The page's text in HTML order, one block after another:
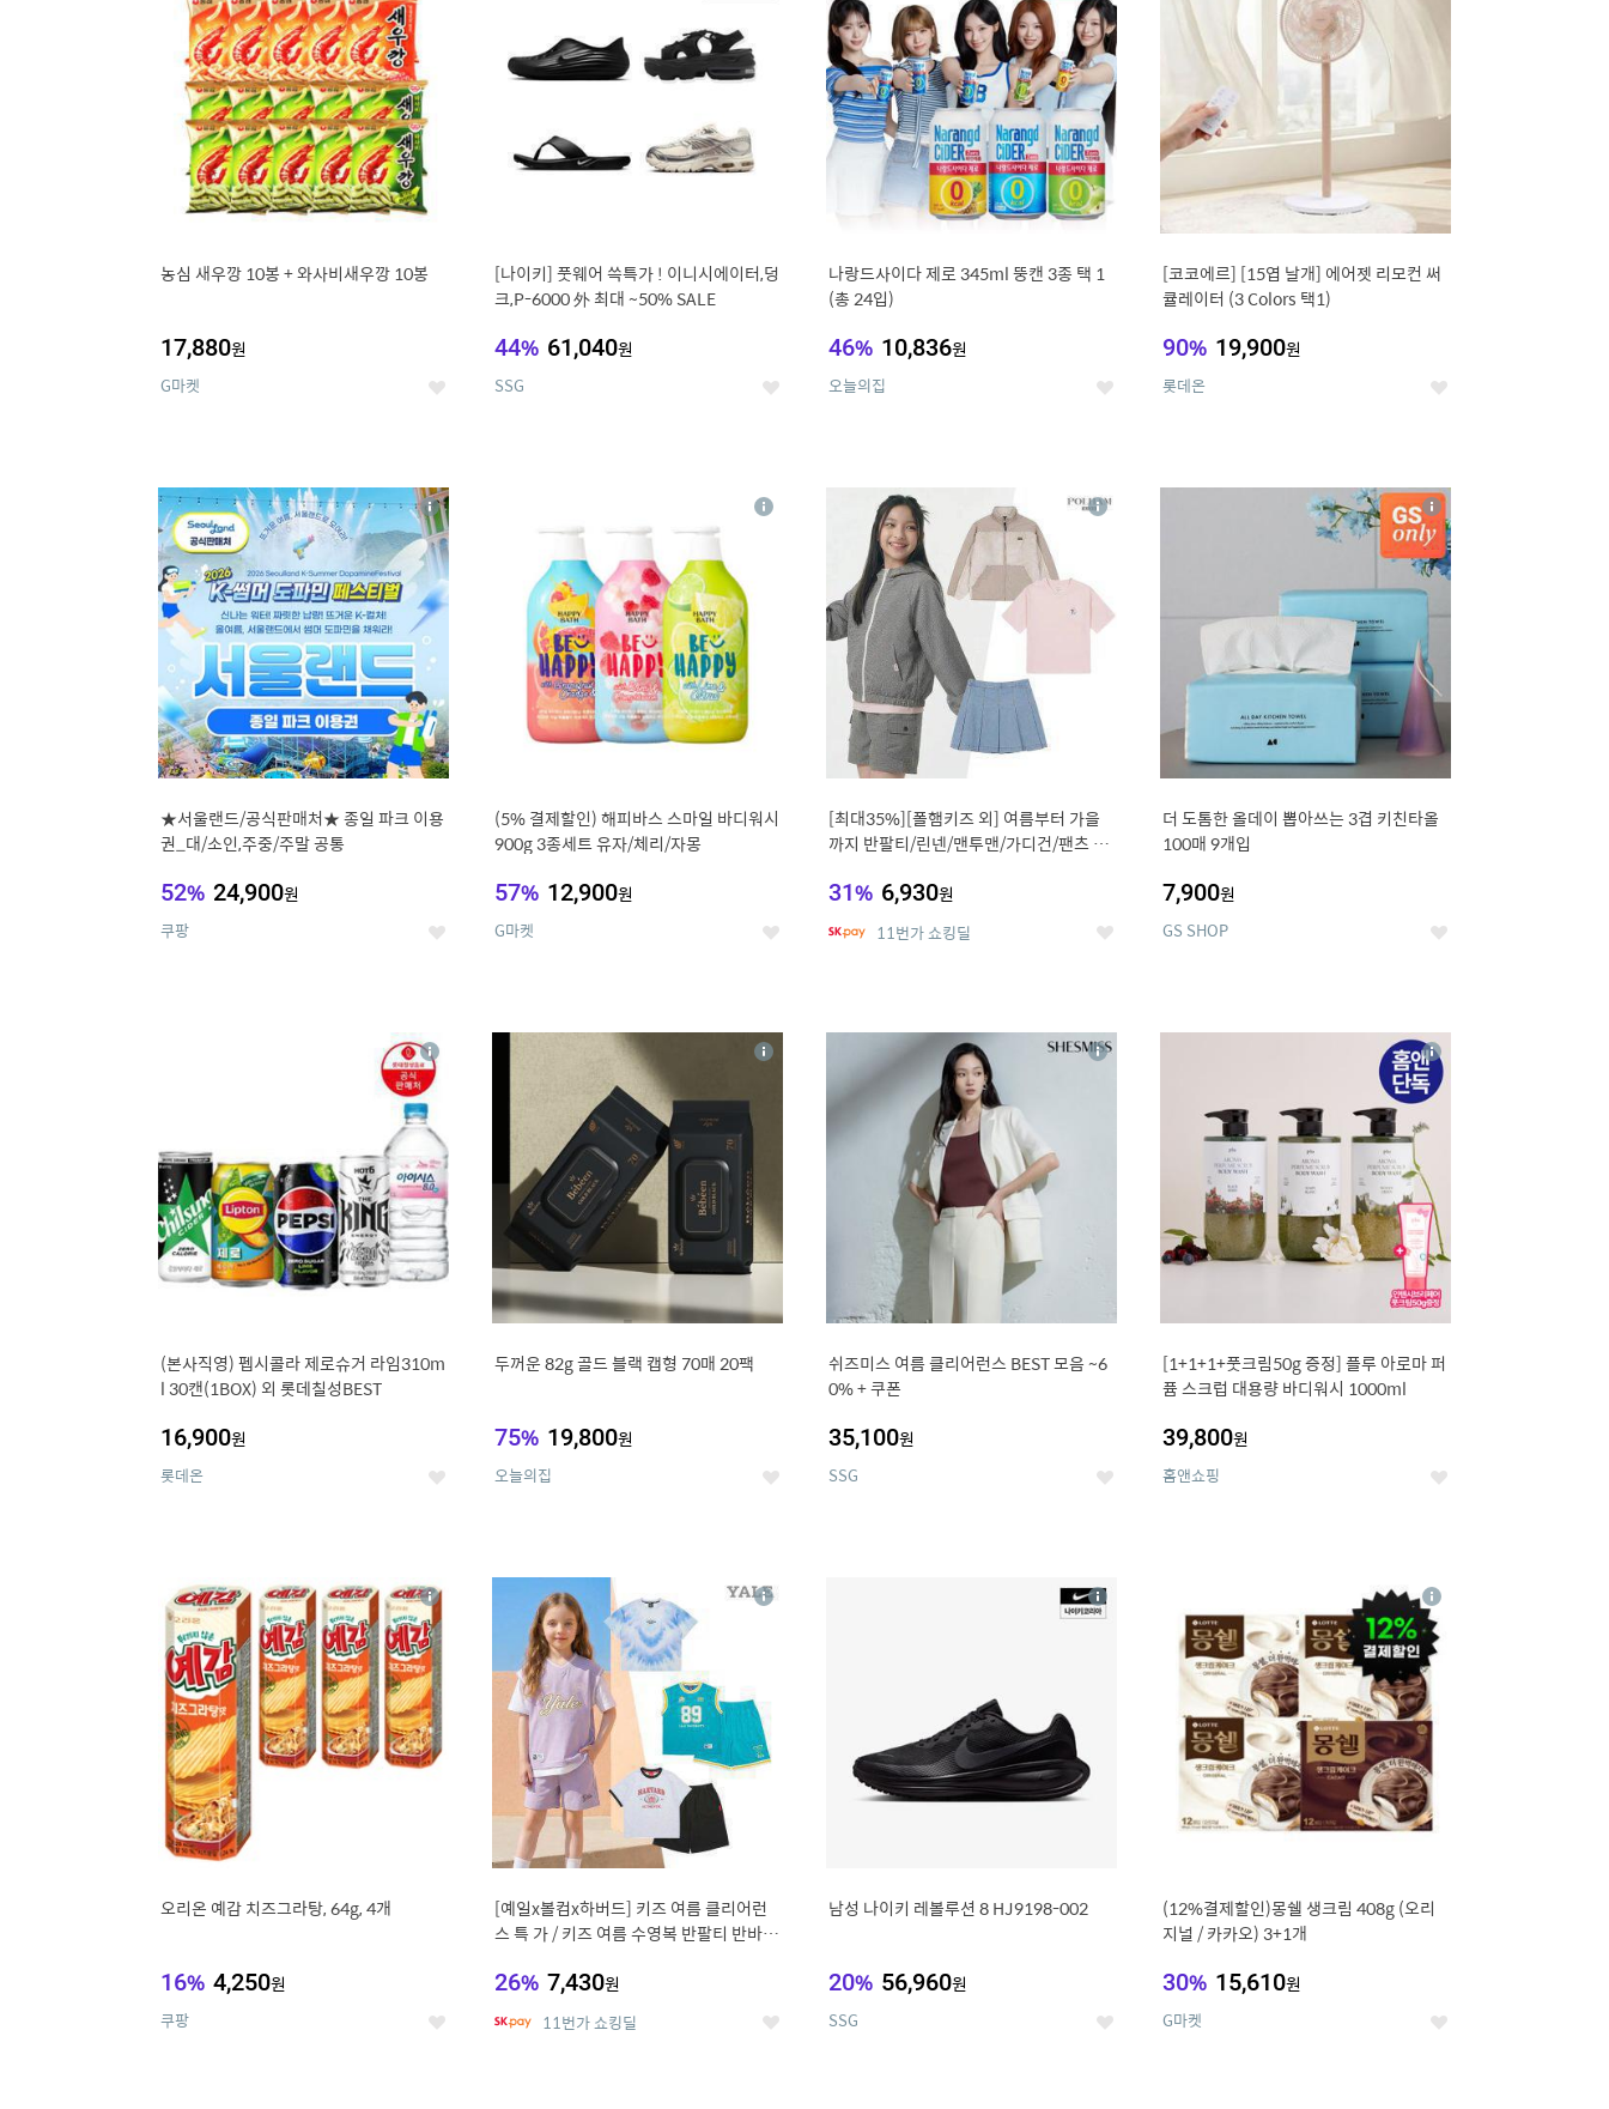
농심 새우깡 10봉 + 와사비새우깡 10봉
17,880원
G마켓 좋
[나이키] 풋웨어 쓱특가 ! 이니시에이터,덩
크,P-6000 外 최대 ~50% SALE
44% 61,040원
SSG 좋
나랑드사이다 제로 345ml 뚱캔 3종 택 1
(총 24입)
46% 10,836원
오늘의집 좋
[코코에르] [15엽 날개] 에어젯 리모컨 써
큘레이터 (3 Colors 택1)
90% 19,900원
롯데온 좋
9
★서울랜드/공식판매처★ 종일 파크 이용
권_대/소인,주중/주말 공통
52% 24,900원
쿠팡 좋
상
세
(5% 결제할인) 해피바스 스마일 바디워시
900g 3종세트 유자/체리/자몽
57% 12,900원
G마켓 좋
상
[최대35%][폴햄키즈 외] 여름부터 가을
까지 반팔티/린넨/맨투맨/가디건/팬츠 외
31% 6,930원
11번가 쇼킹딜 좋
상
12
더 도톰한 올데이 뽑아쓰는 3겹 키친타올
100매 9개입
7,900원
GS SHOP 좋
상
세
(본사직영) 펩시콜라 제로슈거 라임310m
l 30캔(1BOX) 외 롯데칠성BEST
16,900원
롯데온 좋
상
세
14
두꺼운 82g 골드 블랙 캡형 70매 20팩
75% 19,800원
오늘의집 좋
상
15
쉬즈미스 여름 클리어런스 BEST 모음 ~6
0% + 쿠폰
35,100원
SSG 좋
상
16
[1+1+1+풋크림50g 증정] 플루 아로마 퍼
퓸 스크럽 대용량 바디워시 1000ml
39,800원
홈앤쇼핑 좋
상
세
17
오리온 예감 치즈그라탕, 64g, 4개
16% 4,250원
쿠팡 좋
상
세
18
[예일x볼컴x하버드] 키즈 여름 클리어런
스 특 가 / 키즈 여름 수영복 반팔티 반바지
26% 7,430원
11번가 쇼킹딜 좋
상
남성 나이키 레볼루션 8 HJ9198-002
20% 56,960원
SSG 좋
상
세
(12%결제할인)몽쉘 생크림 408g (오리
지널 / 카카오) 3+1개
30% 15,610원
G마켓 좋
상
세